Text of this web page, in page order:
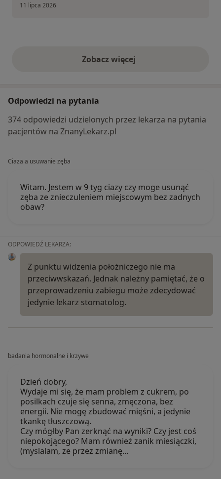
11 lipca 2026
Zobacz więcejopinie powyżej
Odpowiedzi na pytania
374 odpowiedzi udzielonych przez lekarza na pytania
pacjentów na ZnanyLekarz.pl
Ciaza a usuwanie zęba
Witam. Jestem w 9 tyg ciazy czy moge usunąć
zęba ze znieczuleniem miejscowym bez zadnych
obaw?
ODPOWIEDŹ LEKARZA:
Z punktu widzenia położniczego nie ma
przeciwwskazań. Jednak należny pamiętać, że o
przeprowadzeniu zabiegu może zdecydować
jedynie lekarz stomatolog.
badania hormonalne i krzywe
Dzień dobry,
Wydaje mi się, że mam problem z cukrem, po
posilkach czuje się senna, zmęczona, bez
energii. Nie mogę zbudować mięśni, a jedynie
tkankę tłuszczową.
Czy mógłby Pan zerknąć na wyniki? Czy jest coś
niepokojącego? Mam również zanik miesiączki,
(myslalam, ze przez zmianę…